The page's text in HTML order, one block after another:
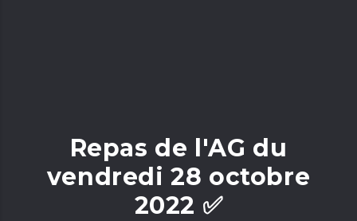
Repas de l'AG du
vendredi 28 octobre
2022 ✅